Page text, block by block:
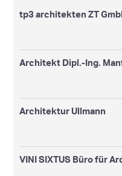
tp3 architekten ZT
Architekt Dipl.-Ing.
Architektur Ullmann
VINI SIXTUS Büro für